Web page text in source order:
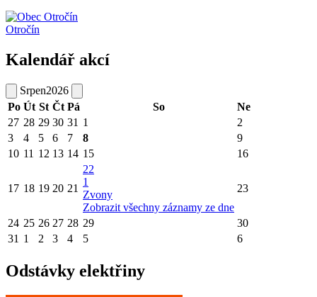
Otročín
Kalendář akcí
Srpen2026
Po Út St Čt Pá So
Ne
27 28 29 30 31 1
2
3
4 5 6 7 8
9
10 11 12 13 14 15 16
17 18 19 20 21
22
1
Zvony
Zobrazit všechny záznamy ze dne
23
24 25 26 27 28 29
30
31 1 2 3 4 5 6
Odstávky elektřiny